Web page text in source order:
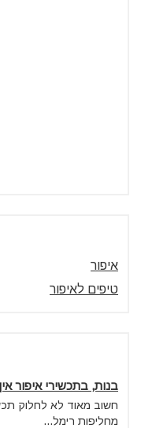
איפור
טיפים לאיפור
בנות, בתכשירי איפור
חשוב מאוד לא לחלוק
מחליפות רימל...